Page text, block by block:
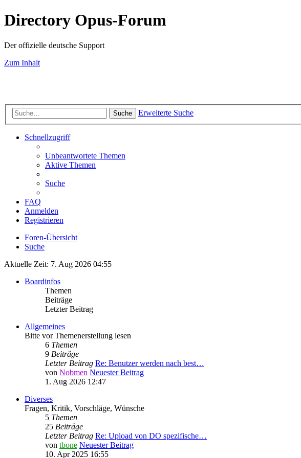
Directory Opus-Forum
Der offizielle deutsche Support
Zum Inhalt
Suche Erweiterte Suche
Schnellzugriff
Unbeantwortete Themen
Aktive Themen
Suche
FAQ
Anmelden
Registrieren
Foren-Übersicht
Suche
Aktuelle Zeit: 7. Aug 2026 04:55
Boardinfos
Themen
Beiträge
Letzter Beitrag
Allgemeines
Bitte vor Themenerstellung lesen
6 Themen
9 Beiträge
Letzter Beitrag Re: Benutzer werden nach best…
von Nobmen Neuester Beitrag
1. Aug 2026 12:47
Diverses
Fragen, Kritik, Vorschläge, Wünsche
5 Themen
25 Beiträge
Letzter Beitrag Re: Upload von DO spezifische…
von tbone Neuester Beitrag
10. Apr 2025 16:55